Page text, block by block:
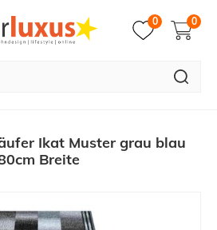
0 0
Ikat Muster grau blau
Breite